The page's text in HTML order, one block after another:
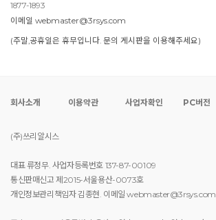
1877-1893
이메일 webmaster@3rsys.com
(주말,공휴일은 휴무입니다. 문의 게시판을 이용해주세요)
회사소개 이용약관 사업자확인 PC버전
(주)쓰리알시스
대표 류정무. 사업자등록번호 137-87-00109
통신판매신고 제2015-서울용산-0073호
개인정보관리책임자 김종현. 이메일 webmaster@3rsys.com